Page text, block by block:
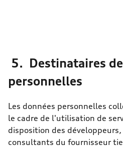
5. Destinataires
personnelles
Les données personnelles
le cadre de l'utilisation de
disposition des
consultants du fournisseur